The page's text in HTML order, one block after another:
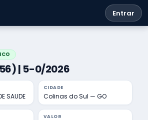
Entrar
| 5-0/2026
SAUDE
CIDADE
Colinas do Sul — GO
VALOR